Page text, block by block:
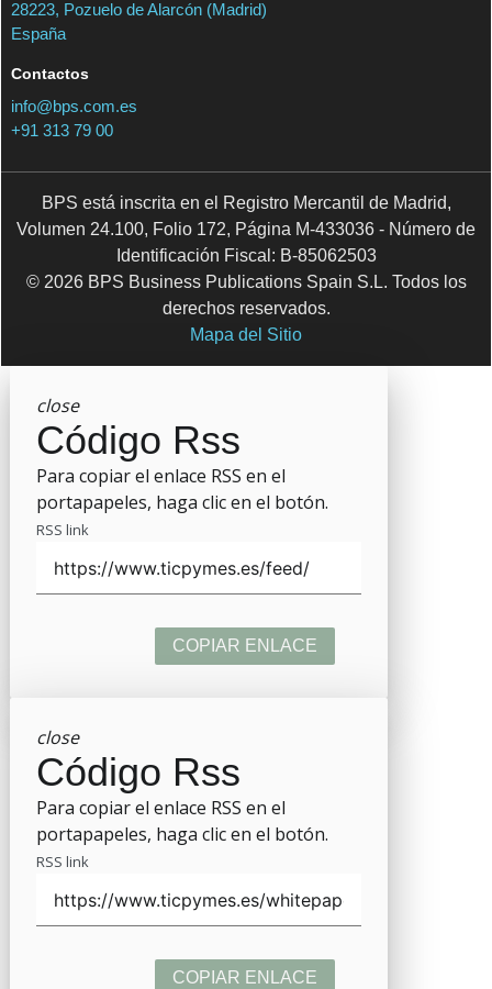
28223, Pozuelo de Alarcón (Madrid)
España
Contactos
info@bps.com.es
+91 313 79 00
BPS está inscrita en el Registro Mercantil de Madrid,
Volumen 24.100, Folio 172, Página M-433036 - Número de
Identificación Fiscal: B-85062503
© 2026 BPS Business Publications Spain S.L. Todos los
derechos reservados.
Mapa del Sitio
close
Código Rss
Para copiar el enlace RSS en el
portapapeles, haga clic en el botón.
RSS link
COPIAR ENLACE
close
Código Rss
Para copiar el enlace RSS en el
portapapeles, haga clic en el botón.
RSS link
COPIAR ENLACE